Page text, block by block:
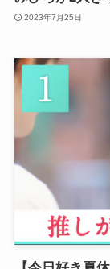
2023年7月25日